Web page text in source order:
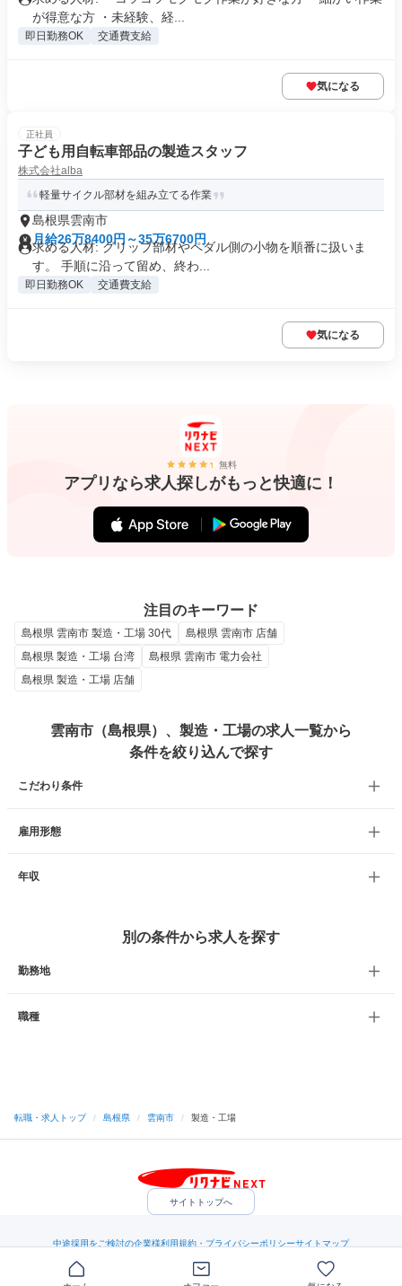
が得意な方 ・未経験、経...
即日勤務OK 交通費支給
気になる
正社員
子ども用自転車部品の製造スタッフ
株式会社alba
軽量サイクル部材を組み立てる作業
島根県雲南市
月給26万8400円～35万6700円
求める人材: グリップ部材やペダル側の小物を順番に扱いま
す。 手順に沿って留め、終わ...
即日勤務OK 交通費支給
気になる
無料
アプリなら求人探しがもっと快適に！
注目のキーワード
島根県 雲南市 製造・工場 30代
島根県 雲南市 店舗
島根県 製造・工場 台湾
島根県 雲南市 電力会社
島根県 製造・工場 店舗
雲南市（島根県）、製造・工場の求人一覧から
条件を絞り込んで探す
こだわり条件
雇用形態
年収
別の条件から求人を探す
勤務地
職種
転職・求人トップ / 島根県 / 雲南市 / 製造・工場
サイトトップへ
中途採用をご検討の企業様利用規約・プライバシーポリシーサイトマップ
（C）Indeed Inc.